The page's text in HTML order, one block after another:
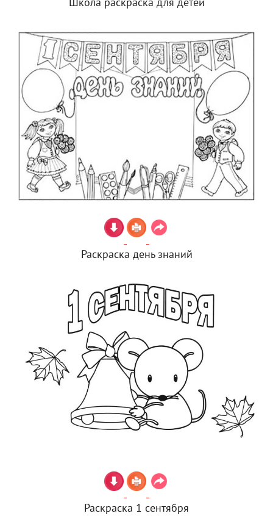
Школа раскраска для детей
Раскраска день знаний
Раскраска 1 сентября